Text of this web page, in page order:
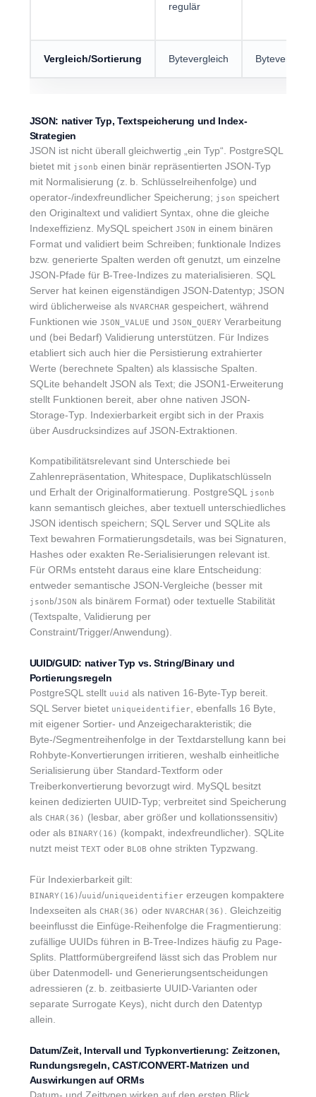
regulär
Vergleich/Sortierung Bytevergleich Bytevergleich
JSON: nativer Typ, Textspeicherung und Index-
Strategien
JSON ist nicht überall gleichwertig „ein Typ“. PostgreSQL
bietet mit jsonb einen binär repräsentierten JSON-Typ
mit Normalisierung (z. b. Schlüsselreihenfolge) und
operator-/indexfreundlicher Speicherung; json speichert
den Originaltext und validiert Syntax, ohne die gleiche
Indexeffizienz. MySQL speichert JSON in einem binären
Format und validiert beim Schreiben; funktionale Indizes
bzw. generierte Spalten werden oft genutzt, um einzelne
JSON-Pfade für B-Tree-Indizes zu materialisieren. SQL
Server hat keinen eigenständigen JSON-Datentyp; JSON
wird üblicherweise als NVARCHAR gespeichert, während
Funktionen wie JSON_VALUE und JSON_QUERY Verarbeitung
und (bei Bedarf) Validierung unterstützen. Für Indizes
etabliert sich auch hier die Persistierung extrahierter
Werte (berechnete Spalten) als klassische Spalten.
SQLite behandelt JSON als Text; die JSON1-Erweiterung
stellt Funktionen bereit, aber ohne nativen JSON-
Storage-Typ. Indexierbarkeit ergibt sich in der Praxis
über Ausdrucksindizes auf JSON-Extraktionen.
Kompatibilitätsrelevant sind Unterschiede bei
Zahlenrepräsentation, Whitespace, Duplikatschlüsseln
und Erhalt der Originalformatierung. PostgreSQL jsonb
kann semantisch gleiches, aber textuell unterschiedliches
JSON identisch speichern; SQL Server und SQLite als
Text bewahren Formatierungsdetails, was bei Signaturen,
Hashes oder exakten Re-Serialisierungen relevant ist.
Für ORMs entsteht daraus eine klare Entscheidung:
entweder semantische JSON-Vergleiche (besser mit
jsonb/JSON als binärem Format) oder textuelle Stabilität
(Textspalte, Validierung per
Constraint/Trigger/Anwendung).
UUID/GUID: nativer Typ vs. String/Binary und
Portierungsregeln
PostgreSQL stellt uuid als nativen 16-Byte-Typ bereit.
SQL Server bietet uniqueidentifier, ebenfalls 16 Byte,
mit eigener Sortier- und Anzeigecharakteristik; die
Byte-/Segmentreihenfolge in der Textdarstellung kann bei
Rohbyte-Konvertierungen irritieren, weshalb einheitliche
Serialisierung über Standard-Textform oder
Treiberkonvertierung bevorzugt wird. MySQL besitzt
keinen dedizierten UUID-Typ; verbreitet sind Speicherung
als CHAR(36) (lesbar, aber größer und kollationssensitiv)
oder als BINARY(16) (kompakt, indexfreundlicher). SQLite
nutzt meist TEXToder BLOB ohne strikten Typzwang.
Für Indexierbarkeit gilt:
BINARY(16)/uuid/uniqueidentifiererzeugen kompaktere
Indexseiten als CHAR(36) oder NVARCHAR(36) . Gleichzeitig
beeinflusst die Einfüge-Reihenfolge die Fragmentierung:
zufällige UUIDs führen in B-Tree-Indizes häufig zu Page-
Splits. Plattformübergreifend lässt sich das Problem nur
über Datenmodell- und Generierungsentscheidungen
adressieren (z. b. zeitbasierte UUID-Varianten oder
separate Surrogate Keys), nicht durch den Datentyp
allein.
Datum/Zeit, Intervall und Typkonvertierung: Zeitzonen,
Rundungsregeln, CAST/CONVERT-Matrizen und
Auswirkungen auf ORMs